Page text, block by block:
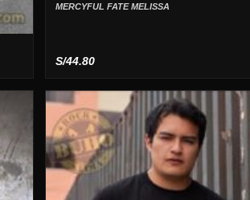
MERCYFUL FATE MELISSA
S/44.80